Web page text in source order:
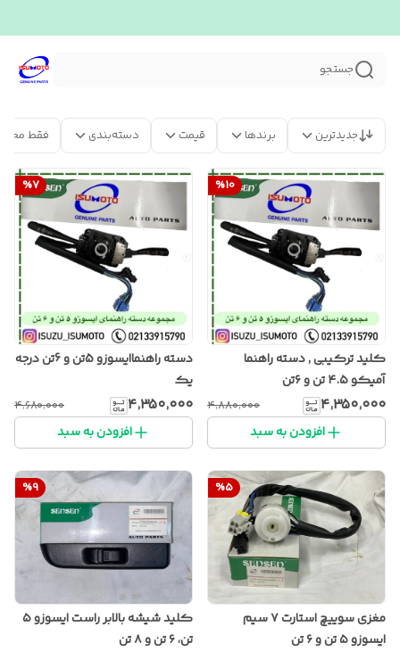
جستجو
جدیدترین برندها قیمت دسته‌بندی فقط
%10
کلید ترکیبی , دسته راهنما
آمیکو ۴.۵ تن و ۶تن
۴٬۳۵۰٬۰۰۰ ۴٬۸۸۰٬۰۰۰
افزودن به سبد
%7
دسته راهنماایسوزو 5تن و 6تن درجه
یک
۴٬۳۵۰٬۰۰۰ ۴٬۶۸۰٬۰۰۰
افزودن به سبد
%5
مغزی سوییچ استارت ۷ سیم
ایسوزو ۵ تن و ۶ تن
%9
کلید شیشه بالابر راست ایسوزو ۵
تن، ۶ تن و ۸ تن